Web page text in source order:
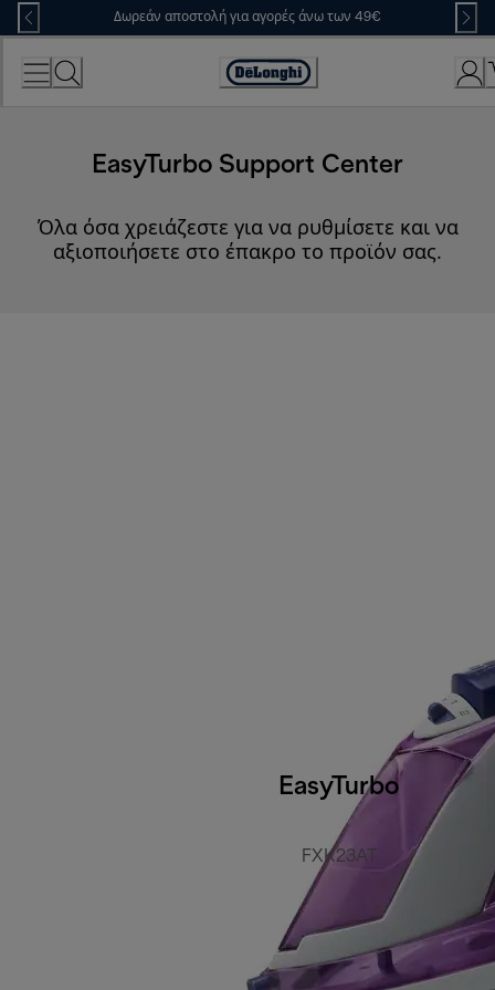
Skip
to
Content
Δωρεάν αποστολή για αγορές άνω των 49€
Accessibility
EasyTurbo Support Center
Όλα όσα χρειάζεστε για να ρυθμίσετε και να
αξιοποιήσετε στο έπακρο το προϊόν σας.
EasyTurbo
FXK23AT